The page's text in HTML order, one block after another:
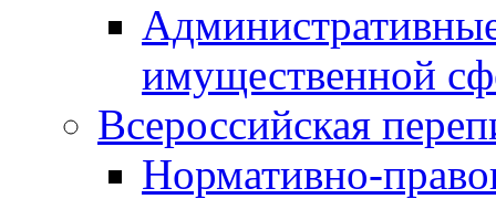
имущественной
Всероссийская
Нормативно-